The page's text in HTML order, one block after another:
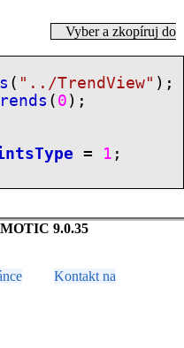
Vyber a zkopíruj do
( "../TrendView" );
( 0 );
= 1 ;
9.0.35
Kontakt na